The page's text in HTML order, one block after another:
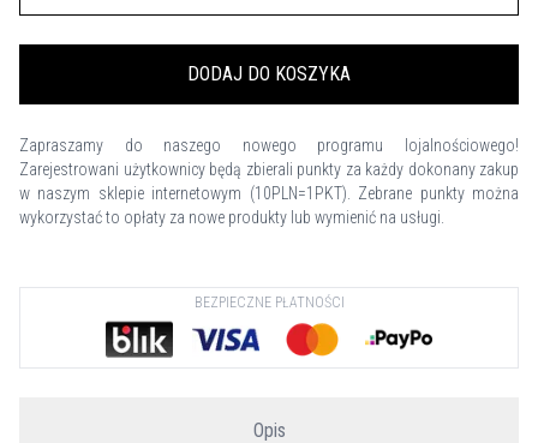
DODAJ DO KOSZYKA
Zapraszamy do naszego nowego programu lojalnościowego!
Zarejestrowani użytkownicy będą zbierali punkty za każdy dokonany zakup
w naszym sklepie internetowym (10PLN=1PKT). Zebrane punkty można
wykorzystać to opłaty za nowe produkty lub wymienić na usługi.
BEZPIECZNE PŁATNOŚCI
Opis